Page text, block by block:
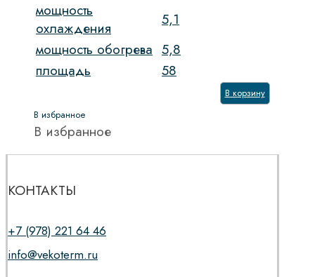
мощность
охлаждения
5,1
мощность обогрева 5,8
площадь
58
В корзину
В избранное
В избранное
КОНТАКТЫ
+7 (978) 221 64 46
info@vekoterm.ru